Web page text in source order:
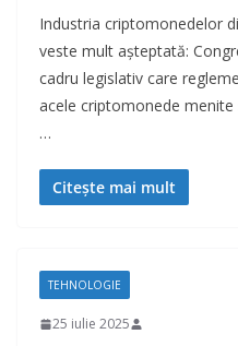
Industria criptomonedelor
veste mult așteptată:
cadru legislativ care
acele criptomonede
…
Citește mai mult
TEHNOLOGIE
25 iulie 2025